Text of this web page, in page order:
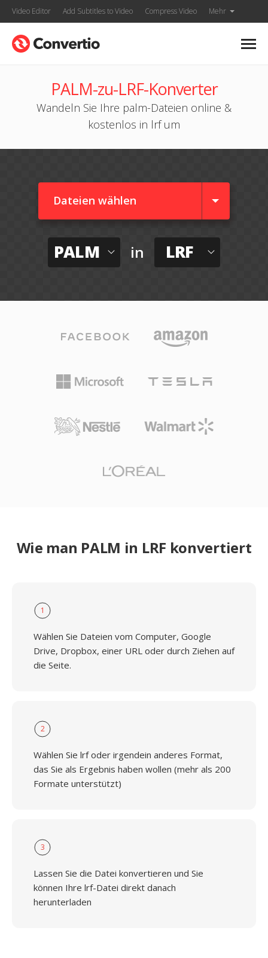
Video Editor Add Subtitles to Video Compress Video Mehr
PALM-zu-LRF-Konverter
Wandeln Sie Ihre palm-Dateien online &
kostenlos in lrf um
Dateien wählen
PALM in LRF
Wie man PALM in LRF konvertiert
1
Wählen Sie Dateien vom Computer, Google
Drive, Dropbox, einer URL oder durch Ziehen auf
die Seite.
2
Wählen Sie lrf oder irgendein anderes Format,
das Sie als Ergebnis haben wollen (mehr als 200
Formate unterstützt)
3
Lassen Sie die Datei konvertieren und Sie
können Ihre lrf-Datei direkt danach
herunterladen